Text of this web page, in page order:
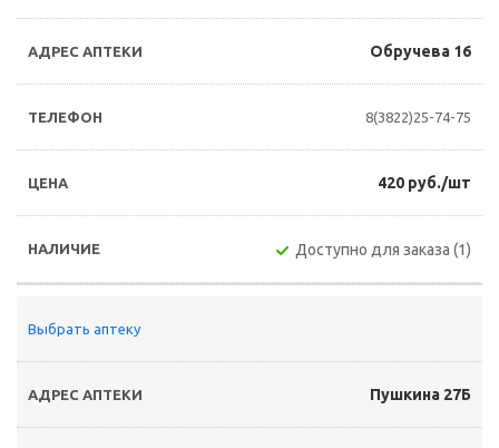
Обручева 16
8(3822)25-74-75
420 руб./шт
Доступно для заказа (1)
Выбрать аптеку
Пушкина 27Б